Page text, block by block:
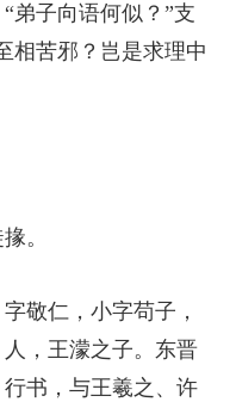
弟子向语何似？”支
相苦邪？岂是求理中
。
敬仁，小字苟子，
，王濛之子。东晋
书，与王羲之、许